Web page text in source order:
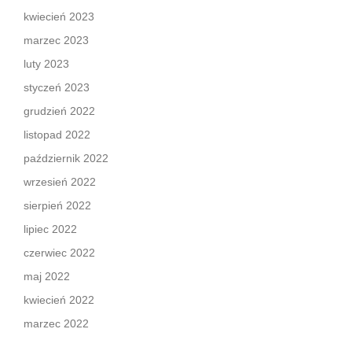
kwiecień 2023
marzec 2023
luty 2023
styczeń 2023
grudzień 2022
listopad 2022
październik 2022
wrzesień 2022
sierpień 2022
lipiec 2022
czerwiec 2022
maj 2022
kwiecień 2022
marzec 2022